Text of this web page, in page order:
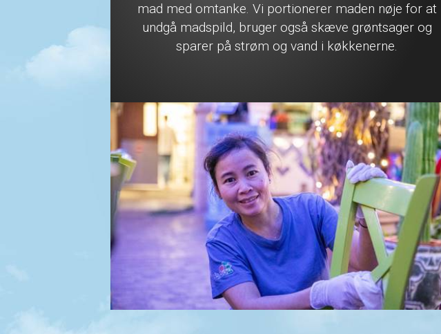
mad med omtanke. Vi portionerer maden nøje for at
undgå madspild, bruger også skæve grøntsager og
sparer på strøm og vand i køkkenerne.